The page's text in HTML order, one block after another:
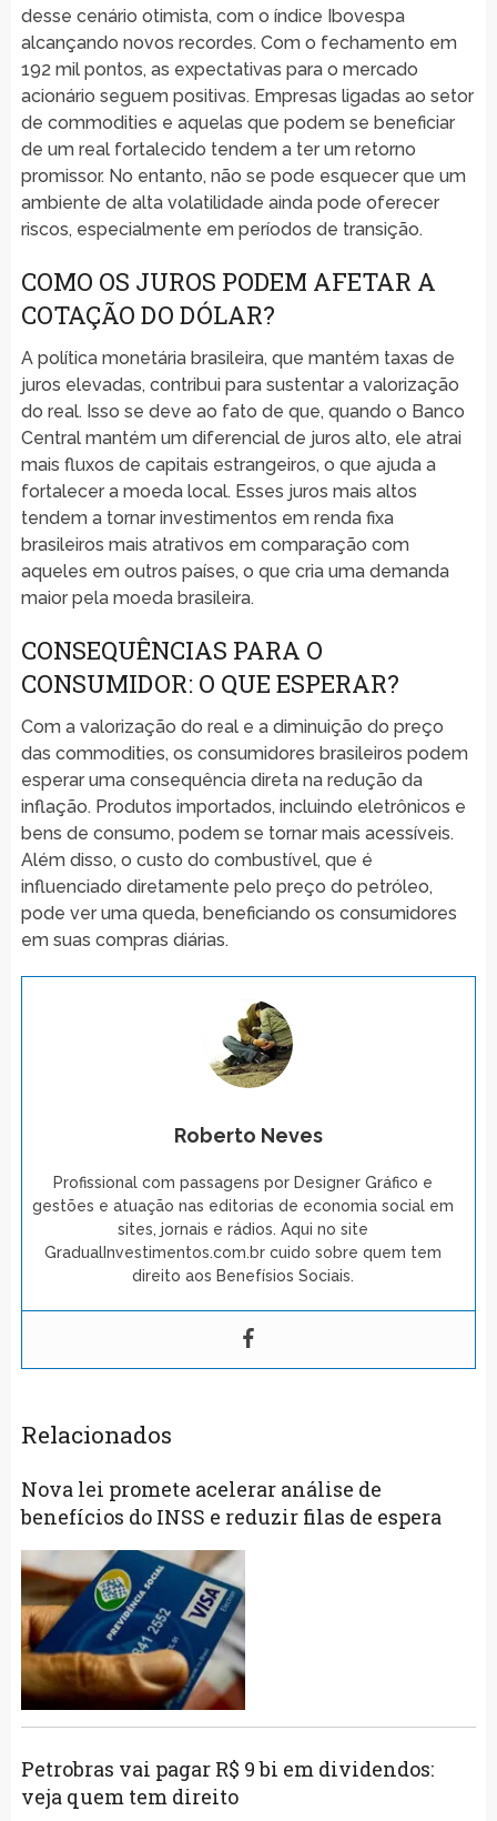
desse cenário otimista, com o índice Ibovespa
alcançando novos recordes. Com o fechamento em
192 mil pontos, as expectativas para o mercado
acionário seguem positivas. Empresas ligadas ao setor
de commodities e aquelas que podem se beneficiar
de um real fortalecido tendem a ter um retorno
promissor. No entanto, não se pode esquecer que um
ambiente de alta volatilidade ainda pode oferecer
riscos, especialmente em períodos de transição.
COMO OS JUROS PODEM AFETAR A
COTAÇÃO DO DÓLAR?
A política monetária brasileira, que mantém taxas de
juros elevadas, contribui para sustentar a valorização
do real. Isso se deve ao fato de que, quando o Banco
Central mantém um diferencial de juros alto, ele atrai
mais fluxos de capitais estrangeiros, o que ajuda a
fortalecer a moeda local. Esses juros mais altos
tendem a tornar investimentos em renda fixa
brasileiros mais atrativos em comparação com
aqueles em outros países, o que cria uma demanda
maior pela moeda brasileira.
CONSEQUÊNCIAS PARA O
CONSUMIDOR: O QUE ESPERAR?
Com a valorização do real e a diminuição do preço
das commodities, os consumidores brasileiros podem
esperar uma consequência direta na redução da
inflação. Produtos importados, incluindo eletrônicos e
bens de consumo, podem se tornar mais acessíveis.
Além disso, o custo do combustível, que é
influenciado diretamente pelo preço do petróleo,
pode ver uma queda, beneficiando os consumidores
em suas compras diárias.
Roberto Neves
Profissional com passagens por Designer Gráfico e
gestões e atuação nas editorias de economia social em
sites, jornais e rádios. Aqui no site
GradualInvestimentos.com.br cuido sobre quem tem
direito aos Benefísios Sociais.
Relacionados
Nova lei promete acelerar análise de
benefícios do INSS e reduzir filas de espera
Petrobras vai pagar R$ 9 bi em dividendos:
veja quem tem direito